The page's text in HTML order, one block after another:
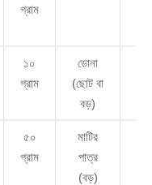
গ্রাম
১০
গ্রাম
ডোনা
(ছোট বা
বড়)
৫০
গ্রাম
মাটির
পাত্র
(বড়)